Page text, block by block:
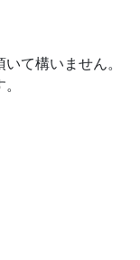
て構いません。